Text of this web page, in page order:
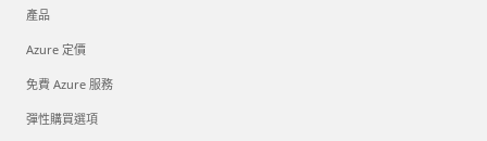
產品
Azure 定價
免費 Azure 服務
彈性購買選項